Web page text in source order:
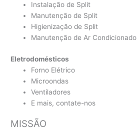
Instalação de Split
Manutenção de Split
Higienização de Split
Manutenção de Ar Condicionado
Eletrodomésticos
Forno Elétrico
Microondas
Ventiladores
E mais, contate-nos
MISSÃO